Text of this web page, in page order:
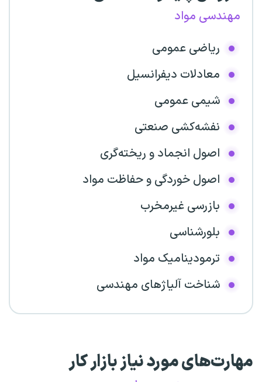
مهندسی مواد
ریاضی عمومی
معادلات دیفرانسیل
شیمی عمومی
نفشه‌کشی صنعتی
اصول انجماد و ریخته‌گری
اصول خوردگی و حفاظت مواد
بازرسی غیرمخرب
بلورشناسی
ترمودینامیک مواد
شناخت آلیاژهای مهندسی
مهارت‌های مورد نیاز بازار کار